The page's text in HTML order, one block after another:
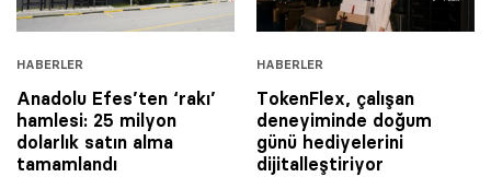
HABERLER
Anadolu Efes’ten ‘rakı’
hamlesi: 25 milyon
dolarlık satın alma
tamamlandı
HABERLER
TokenFlex, çalışan
deneyiminde doğum
günü hediyelerini
dijitalleştiriyor